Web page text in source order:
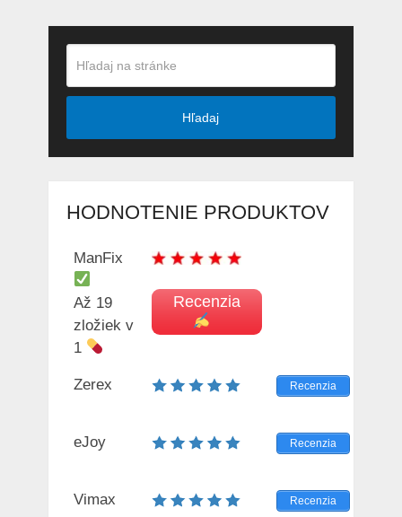
Hľadaj
HODNOTENIE PRODUKTOV
ManFix
Až 19
zložiek v
1
Recenzia
Zerex Recenzia
eJoy Recenzia
Vimax Recenzia